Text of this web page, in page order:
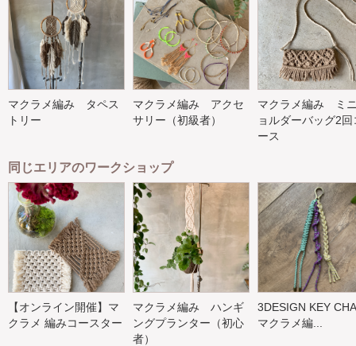
マクラメ編み タペス
トリー
マクラメ編み アクセ
サリー（初級者）
マクラメ編み ミ
ョルダーバッグ2回
ース
同じエリアのワークショップ
【オンライン開催】マ
クラメ 編みコースター
マクラメ編み ハンギ
ングプランター（初心
者）
3DESIGN KEY
マクラメ編...